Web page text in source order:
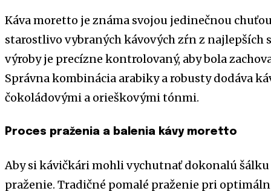
Káva moretto je známa svojou jedinečnou
starostlivo vybraných kávových zŕn z najlepších
výroby je precízne kontrolovaný, aby bola
Správna kombinácia arabiky a robusty dodáva
čokoládovými a orieškovými tónmi.
Proces praženia a balenia kávy moretto
Aby si kávičkári mohli vychutnať dokonalú
praženie. Tradičné pomalé praženie pri